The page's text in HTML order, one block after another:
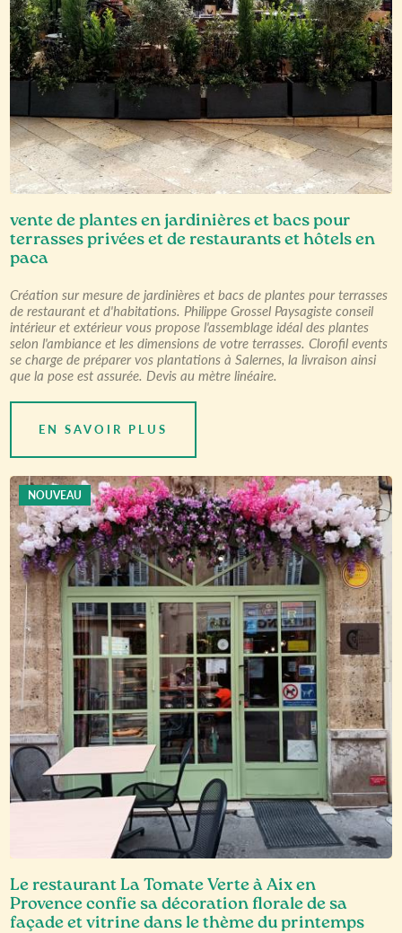
vente de plantes en jardinières et bacs pour
terrasses privées et de restaurants et hôtels en
paca
Création sur mesure de jardinières et bacs de plantes pour terrasses
de restaurant et d'habitations. Philippe Grossel Paysagiste conseil
intérieur et extérieur vous propose l'assemblage idéal des plantes
selon l'ambiance et les dimensions de votre terrasses. Clorofil events
se charge de préparer vos plantations à Salernes, la livraison ainsi
que la pose est assurée. Devis au mètre linéaire.
EN SAVOIR PLUS
NOUVEAU
Le restaurant La Tomate Verte à Aix en
Provence confie sa décoration florale de sa
façade et vitrine dans le thème du printemps